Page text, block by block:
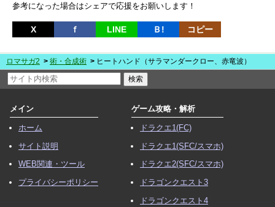
参考になった場合はシェアで応援をお願いします！
X ｆ LINE Ｂ! コピー
ロマサガ2 術・合成術 ヒートハンド（サラマンダークロー、赤竜波）
メイン
ホーム
サイト説明
WEB関連・ツール
プライバシーポリシー
ゲーム攻略・解析
ドラクエ1(FC)
ドラクエ1(SFC/スマホ)
ドラクエ2(SFC/スマホ)
ドラゴンクエスト3
ドラゴンクエスト4